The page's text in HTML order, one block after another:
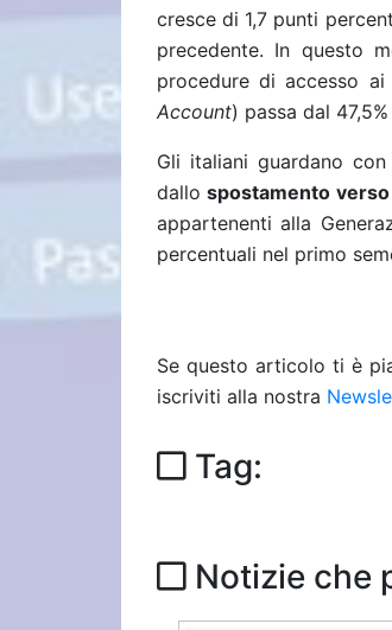
cresce di 1,7 punti
precedente. In questo
procedure di accesso
Account) passa dal
Gli italiani guardano
dallo spostamento
appartenenti alla
percentuali nel primo
Se questo articolo ti è
iscriviti alla nostra
Tag:
Notizie che